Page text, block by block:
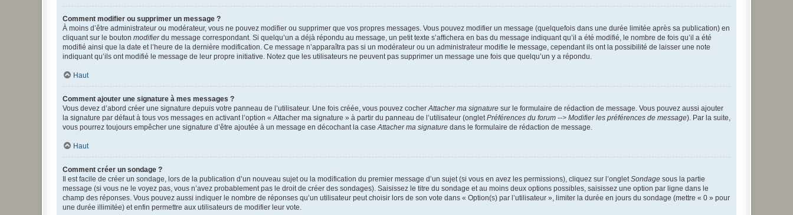
Comment modifier ou supprimer un message ?
À moins d’être administrateur ou modérateur, vous ne pouvez modifier ou supprimer que vos propres messages. Vous pouvez modifier un message (quelquefois dans une durée limitée après sa publication) en
cliquant sur le bouton modifierdu message correspondant. Si quelqu’un a déjà répondu au message, un petit texte s’affichera en bas du message indiquant qu’il a été modifié, le nombre de fois qu’il a été
modifié ainsi que la date et l’heure de la dernière modification. Ce message n’apparaîtra pas si un modérateur ou un administrateur modifie le message, cependant ils ont la possibilité de laisser une note
indiquant qu’ils ont modifié le message de leur propre initiative. Notez que les utilisateurs ne peuvent pas supprimer un message une fois que quelqu’un y a répondu.
Haut
Comment ajouter une signature à mes messages ?
Vous devez d’abord créer une signature depuis votre panneau de l’utilisateur. Une fois créée, vous pouvez cocher Attacher ma signature sur le formulaire de rédaction de message. Vous pouvez aussi ajouter
la signature par défaut à tous vos messages en activant l’option « Attacher ma signature » à partir du panneau de l’utilisateur (onglet Préférences du forum --> Modifier les préférences de message). Par la suite,
vous pourrez toujours empêcher une signature d’être ajoutée à un message en décochant la case Attacher ma signature dans le formulaire de rédaction de message.
Haut
Comment créer un sondage ?
Il est facile de créer un sondage, lors de la publication d’un nouveau sujet ou la modification du premier message d’un sujet (si vous en avez les permissions), cliquez sur l’onglet Sondage sous la partie
message (si vous ne le voyez pas, vous n’avez probablement pas le droit de créer des sondages). Saisissez le titre du sondage et au moins deux options possibles, saisissez une option par ligne dans le
champ des réponses. Vous pouvez aussi indiquer le nombre de réponses qu’un utilisateur peut choisir lors de son vote dans « Option(s) par l’utilisateur », limiter la durée en jours du sondage (mettre « 0 » pour
une durée illimitée) et enfin permettre aux utilisateurs de modifier leur vote.